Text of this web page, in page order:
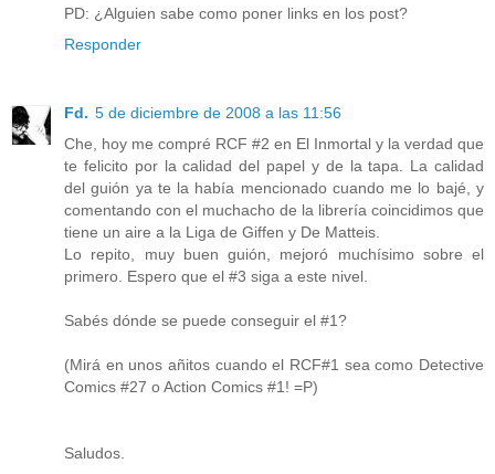
PD: ¿Alguien sabe como poner links en los post?
Responder
Fd. 5 de diciembre de 2008 a las 11:56
Che, hoy me compré RCF #2 en El Inmortal y la verdad que
te felicito por la calidad del papel y de la tapa. La calidad
del guión ya te la había mencionado cuando me lo bajé, y
comentando con el muchacho de la librería coincidimos que
tiene un aire a la Liga de Giffen y De Matteis.
Lo repito, muy buen guión, mejoró muchísimo sobre el
primero. Espero que el #3 siga a este nivel.
Sabés dónde se puede conseguir el #1?
(Mirá en unos añitos cuando el RCF#1 sea como Detective
Comics #27 o Action Comics #1! =P)
Saludos.